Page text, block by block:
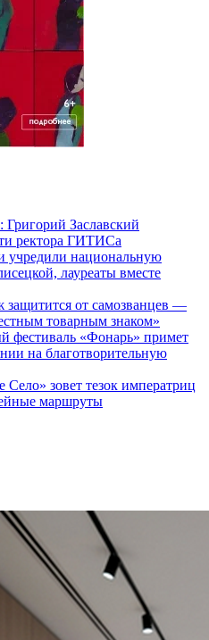
Заславский
ректора ГИТИСа
учредили национальную
лауреаты вместе
защитится от самозванцев —
товарным знаком»
фестиваль «Фонарь» примет
на благотворительную
Село» зовет тезок императриц
маршруты